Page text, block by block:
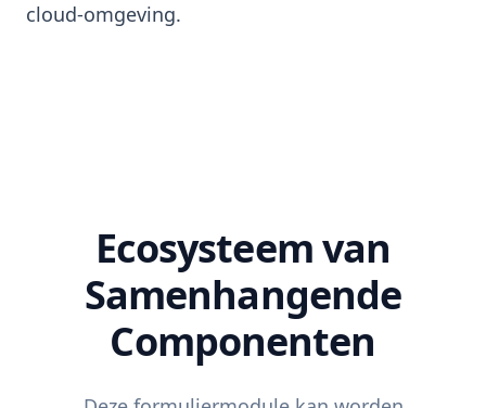
cloud-omgeving.
Ecosysteem van
Samenhangende
Componenten